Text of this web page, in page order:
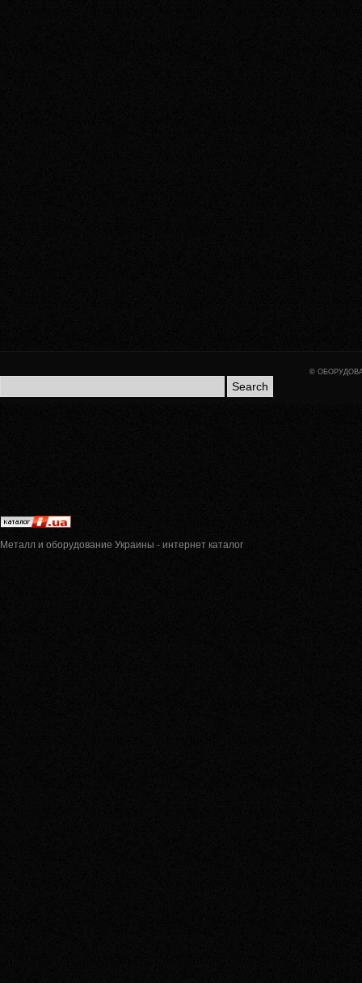
©
Металл и оборудование Украины - интернет каталог